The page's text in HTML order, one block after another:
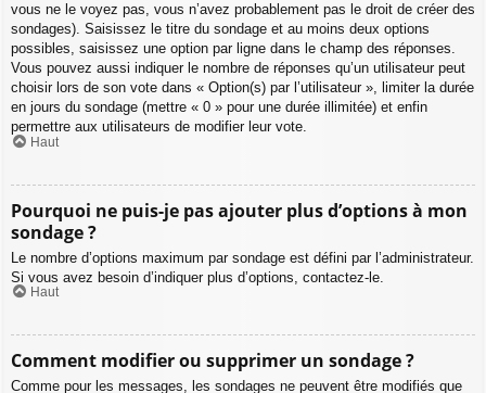
vous ne le voyez pas, vous n’avez probablement pas le droit de créer des
sondages). Saisissez le titre du sondage et au moins deux options
possibles, saisissez une option par ligne dans le champ des réponses.
Vous pouvez aussi indiquer le nombre de réponses qu’un utilisateur peut
choisir lors de son vote dans « Option(s) par l’utilisateur », limiter la durée
en jours du sondage (mettre « 0 » pour une durée illimitée) et enfin
permettre aux utilisateurs de modifier leur vote.
Haut
Pourquoi ne puis-je pas ajouter plus d’options à mon
sondage ?
Le nombre d’options maximum par sondage est défini par l’administrateur.
Si vous avez besoin d’indiquer plus d’options, contactez-le.
Haut
Comment modifier ou supprimer un sondage ?
Comme pour les messages, les sondages ne peuvent être modifiés que